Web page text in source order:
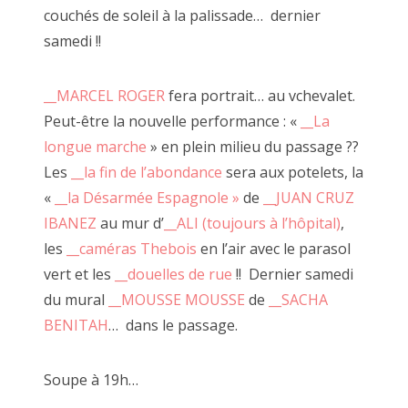
2020 avril
2020 février
2020 janvier
2019 décembre
2019 novembre
2019 octobre
2019 septembre
2019 juillet
couchés de soleil à la palissade… dernier
samedi !!
__MARCEL ROGERfera portrait… au vchevalet.
Peut-être la nouvelle performance : «
__La
longue marche » en plein milieu du passage ??
Les
__la fin de l’abondance sera aux potelets, la
«
__la Désarmée Espagnole » de
__JUAN CRUZ
IBANEZ au mur d’ __ALI (toujours à l’hôpital),
les
__caméras Thebois en l’air avec le parasol
vert et les
__douelles de rue !! Dernier samedi
du mural
__MOUSSE MOUSSE de
__SACHA
BENITAH… dans le passage.
Soupe à 19h…
juillet 2018, à côté